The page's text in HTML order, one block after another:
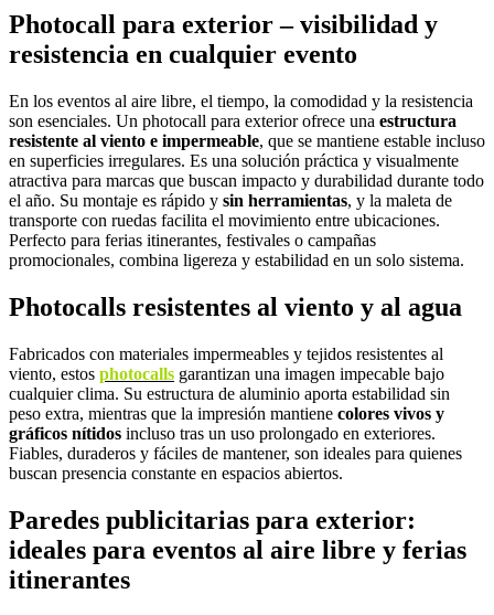
Photocall para exterior – visibilidad y
resistencia en cualquier evento
En los eventos al aire libre, el tiempo, la comodidad y la resistencia
son esenciales. Un photocall para exterior ofrece una estructura
resistente al viento e impermeable, que se mantiene estable incluso
en superficies irregulares. Es una solución práctica y visualmente
atractiva para marcas que buscan impacto y durabilidad durante todo
el año. Su montaje es rápido y sin herramientas, y la maleta de
transporte con ruedas facilita el movimiento entre ubicaciones.
Perfecto para ferias itinerantes, festivales o campañas
promocionales, combina ligereza y estabilidad en un solo sistema.
Photocalls resistentes al viento y al agua
Fabricados con materiales impermeables y tejidos resistentes al
viento, estos photocalls garantizan una imagen impecable bajo
cualquier clima. Su estructura de aluminio aporta estabilidad sin
peso extra, mientras que la impresión mantiene colores vivos y
gráficos nítidos incluso tras un uso prolongado en exteriores.
Fiables, duraderos y fáciles de mantener, son ideales para quienes
buscan presencia constante en espacios abiertos.
Paredes publicitarias para exterior:
ideales para eventos al aire libre y ferias
itinerantes